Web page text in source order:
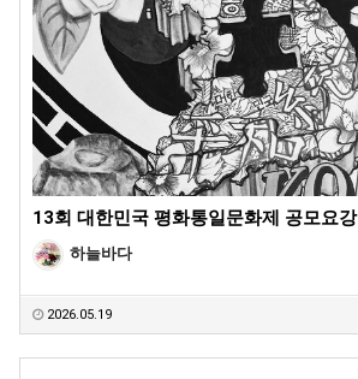
13회 대한민국 평화통일문화제 공모요강
하늘바다
2026.05.19